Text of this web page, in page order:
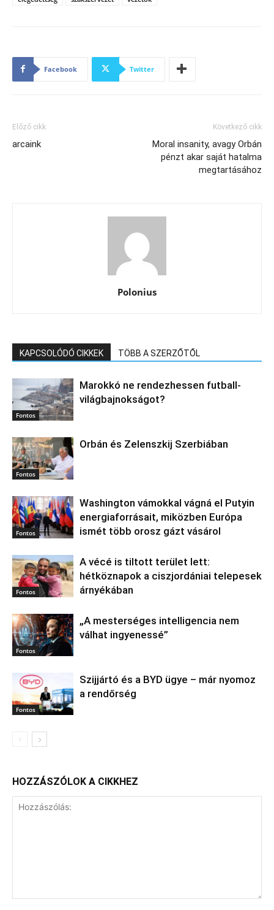
Facebook Twitter
Előző cikk
arcaink
Következő cikk
Moral insanity, avagy Orbán
pénzt akar saját hatalma
megtartásához
Polonius
KAPCSOLÓDÓ CIKKEK TÖBB A SZERZŐTŐL
Fontos
Marokkó ne rendezhessen futball-
világbajnokságot?
Fontos
Orbán és Zelenszkij Szerbiában
Fontos
Washington vámokkal vágná el Putyin
energiaforrásait, miközben Európa
ismét több orosz gázt vásárol
Fontos
A vécé is tiltott terület lett:
hétköznapok a ciszjordániai telepesek
árnyékában
Fontos
„A mesterséges intelligencia nem
válhat ingyenessé”
Fontos
Szijjártó és a BYD ügye – már nyomoz
a rendőrség
HOZZÁSZÓLOK A CIKKHEZ